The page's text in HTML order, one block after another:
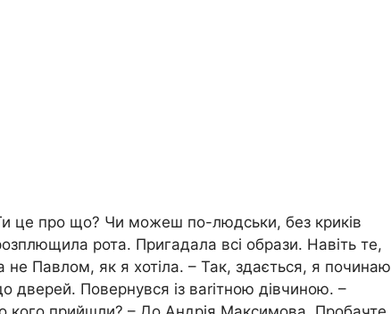
це про що? Чи можеш по-людськи, без криків
рота. Пригадала всі образи. Навіть те,
Павлом, як я хотіла. – Так, здається, я починаю
дверей. Повернувся із ваrітною дівчиною. –